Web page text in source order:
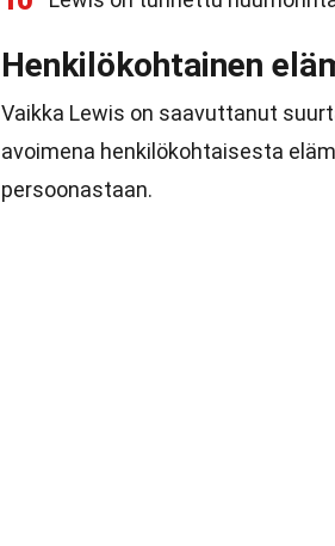
Henkilökohtainen
Vaikka Lewis on saavuttanut
avoimena henkilökohtaisesta
persoonastaan.